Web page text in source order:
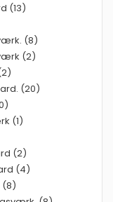
(13)
(8)
(2)
(20)
(1)
(2)
(4)
(8)